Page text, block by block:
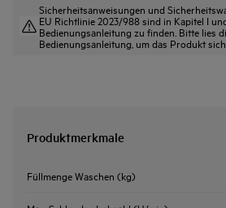
Sicherheitsanweisungen und
EU Richtlinie 2023/988 sind in Kapitel I
Bedienungsanleitung zu finden. Bitte lies
Bedienungsanleitung, um das Produkt
Produktmerkmale
Füllmenge Waschen (kg)